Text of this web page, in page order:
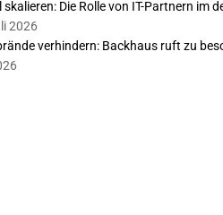
skalieren: Die Rolle von IT-Partnern im
2026
verhindern: Backhaus ruft zu